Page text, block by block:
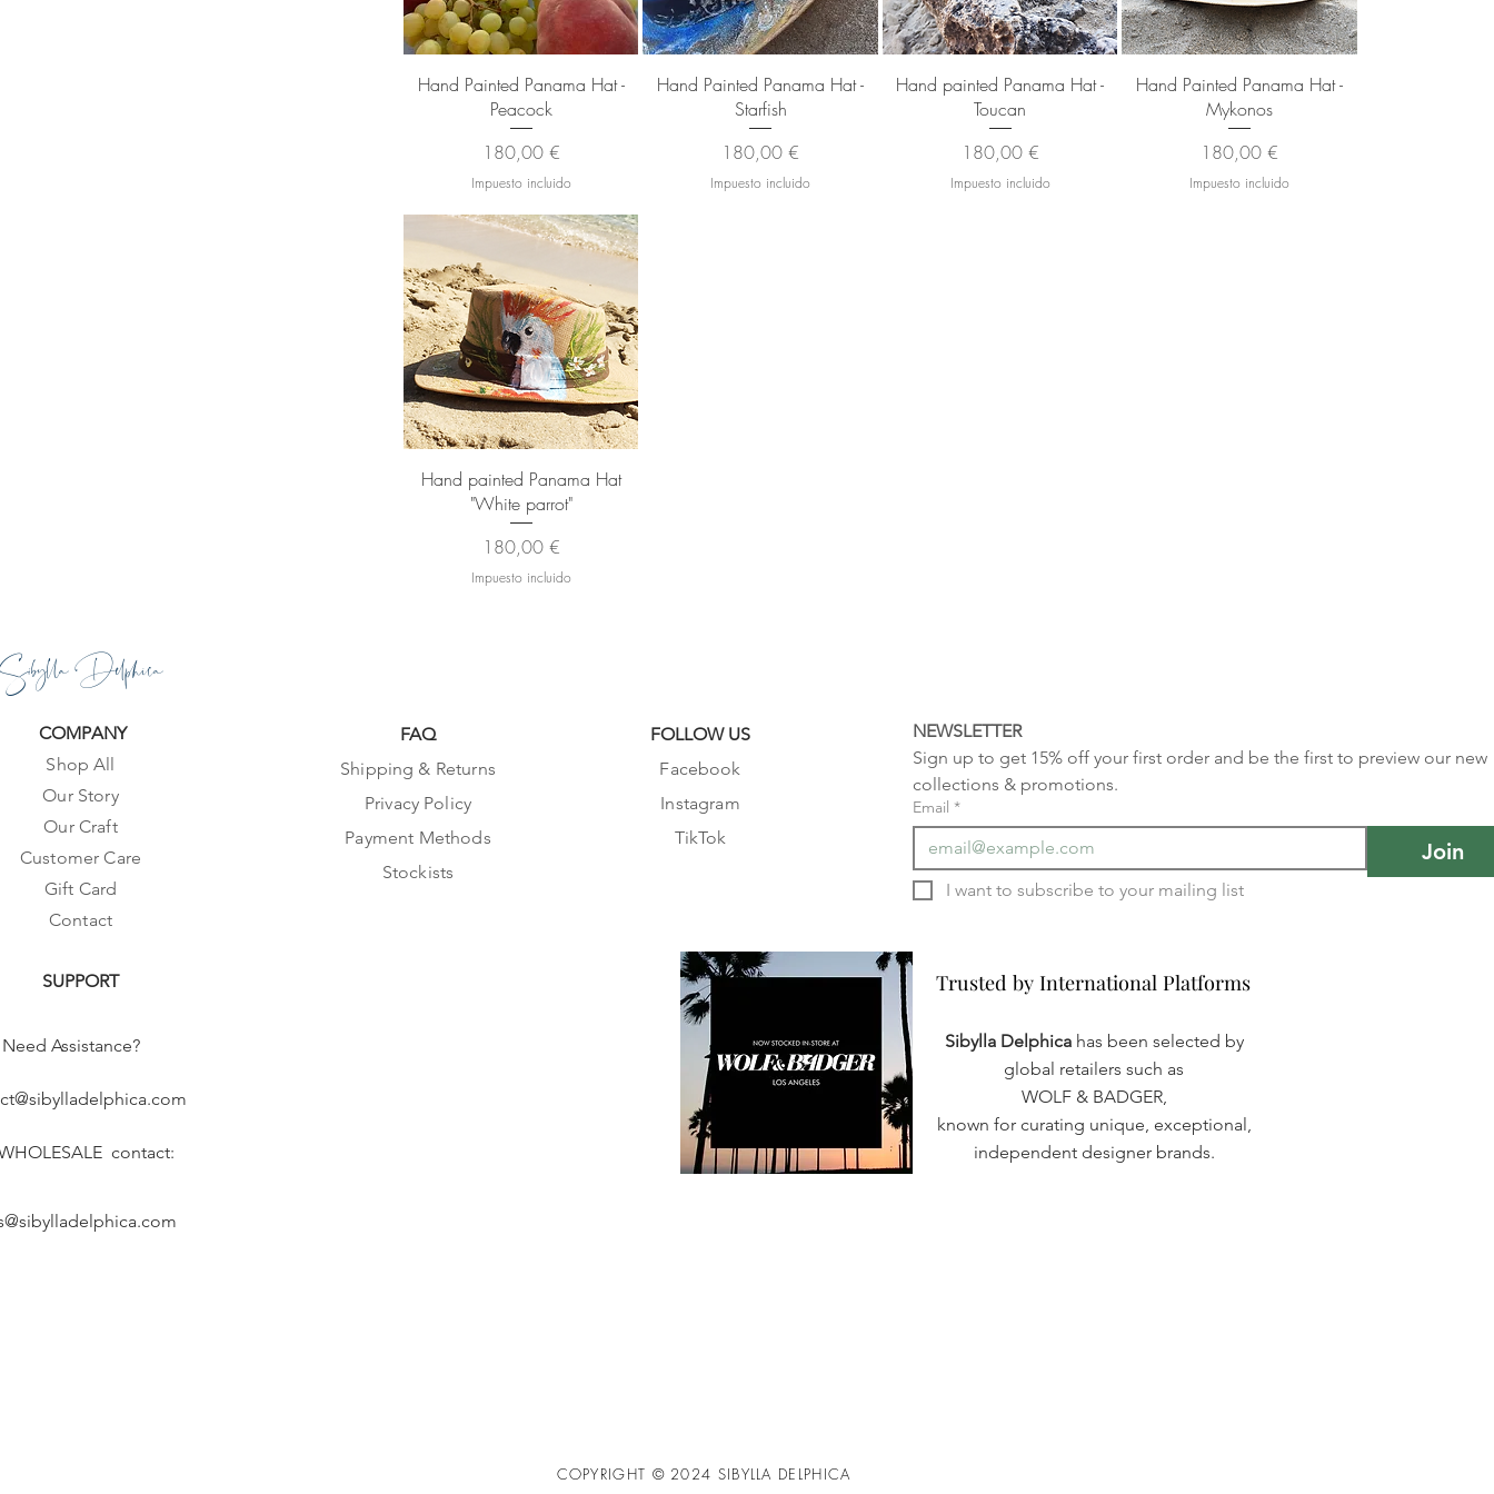
Vista rápida
Hand Painted Panama Hat -
Peacock
Precio
180,00 €
Impuesto incluido
Vista rápida
Hand Painted Panama Hat -
Starfish
Precio
180,00 €
Impuesto incluido
Vista rápida
Hand painted Panama Hat -
Toucan
Precio
180,00 €
Impuesto incluido
Vista rápida
Hand Painted Panama Hat -
Mykonos
Precio
180,00 €
Impuesto incluido
Vista rápida
Hand painted Panama Hat
"White parrot"
Precio
180,00 €
Impuesto incluido
Sibylla Delphica
COMPANY
Shop All
Our Story
Our Craft
Customer Care
Gift Card
Contact
SUPPORT
Need Assistance?
contact:
FAQ
Shipping & Returns
Privacy Policy
Payment Methods
Stockists
FOLLOW US
Facebook
Instagram
TikTok
NEWSLETTER
Sign up to get 15% off your first order and be the first to preview our new
collections & promotions.
Email *
Join
Trusted by International Platforms
Trusted by International Platforms
Sibylla Delphica has been selected by
global retailers such as
WOLF & BADGER,
known for curating unique, exceptional,
independent designer brands.
COPYRIGHT © 2024 SIBYLLA DELPHICA